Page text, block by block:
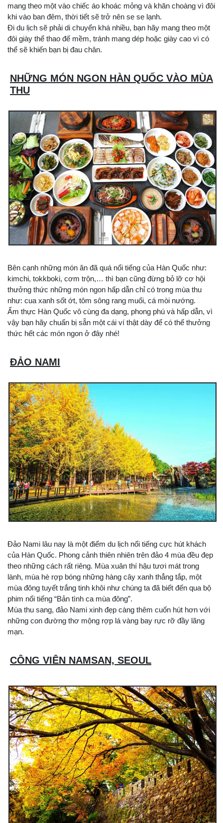
mang theo một vào chiếc áo khoác mỏng và khăn choàng vì đôi
khi vào ban đêm, thời tiết sẽ trở nên se se lạnh.
Đi du lịch sẽ phải di chuyển khá nhiều, bạn hãy mang theo một
đôi giày thể thao đế mềm, tránh mang dép hoặc giày cao vì có
thể sẽ khiến bạn bị đau chân.
NHỮNG MÓN NGON HÀN QUỐC VÀO MÙA
THU
Bên cạnh những món ăn đã quá nổi tiếng của Hàn Quốc như:
kimchi, tokkboki, cơm trộn,… thì bạn cũng đừng bỏ lỡ cơ hội
thưởng thức những món ngon hấp dẫn chỉ có trong mùa thu
như: cua xanh sốt ớt, tôm sông rang muối, cá mòi nướng.
Ẩm thực Hàn Quốc vô cùng đa dạng, phong phú và hấp dẫn, vì
vậy bạn hãy chuẩn bị sẵn một cái ví thật dày để có thể thưởng
thức hết các món ngon ở đây nhé!
ĐẢO NAMI
Đảo Nami lâu nay là một điểm du lịch nổi tiếng cực hút khách
của Hàn Quốc. Phong cảnh thiên nhiên trên đảo 4 mùa đều đẹp
theo những cách rất riêng. Mùa xuân thí hậu tươi mát trong
lành, mùa hè rợp bóng những hàng cây xanh thẳng tắp, một
mùa đông tuyết trắng tinh khôi như chúng ta đã biết đến qua bộ
phim nổi tiếng “Bản tình ca mùa đông”.
Mùa thu sang, đảo Nami xinh đẹp càng thêm cuốn hút hơn với
những con đường thơ mộng rợp lá vàng bay rực rỡ đầy lãng
mạn.
CÔNG VIÊN NAMSAN, SEOUL